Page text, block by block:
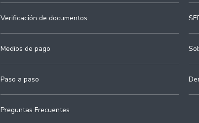
Verificación de documentos
Medios de pago
Paso a paso
Preguntas Frecuentes